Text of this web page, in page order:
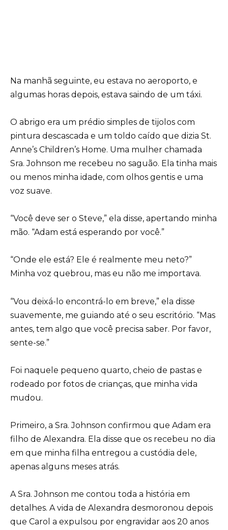
Na manhã seguinte, eu estava no aeroporto, e
algumas horas depois, estava saindo de um táxi.
O abrigo era um prédio simples de tijolos com
pintura descascada e um toldo caído que dizia St.
Anne’s Children’s Home. Uma mulher chamada
Sra. Johnson me recebeu no saguão. Ela tinha mais
ou menos minha idade, com olhos gentis e uma
voz suave.
“Você deve ser o Steve,” ela disse, apertando minha
mão. “Adam está esperando por você.”
“Onde ele está? Ele é realmente meu neto?”
Minha voz quebrou, mas eu não me importava.
“Vou deixá-lo encontrá-lo em breve,” ela disse
suavemente, me guiando até o seu escritório. “Mas
antes, tem algo que você precisa saber. Por favor,
sente-se.”
Foi naquele pequeno quarto, cheio de pastas e
rodeado por fotos de crianças, que minha vida
mudou.
Primeiro, a Sra. Johnson confirmou que Adam era
filho de Alexandra. Ela disse que os recebeu no dia
em que minha filha entregou a custódia dele,
apenas alguns meses atrás.
A Sra. Johnson me contou toda a história em
detalhes. A vida de Alexandra desmoronou depois
que Carol a expulsou por engravidar aos 20 anos